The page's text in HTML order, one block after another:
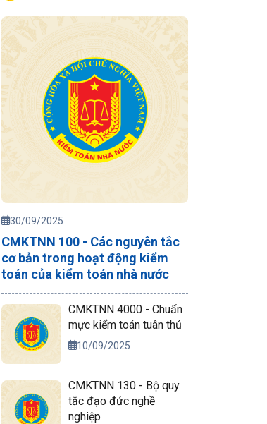
30/09/2025
CMKTNN 100 - Các nguyên tắc
cơ bản trong hoạt động kiểm
toán của kiểm toán nhà nước
CMKTNN 4000 - Chuẩn
mực kiểm toán tuân thủ
10/09/2025
CMKTNN 130 - Bộ quy
tắc đạo đức nghề
nghiệp